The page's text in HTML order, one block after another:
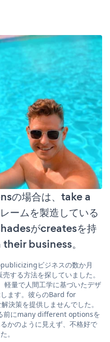
の場合は、take a
ームを製造している
がcreatesを持
business。
ビジネスの数か月
する方法を探していました。
量で人間工学に基づいたデザ
ます。彼らのBard for
決策を提供しませんでした。
前にmany different optionsを
かのように見えず、不格好で
。